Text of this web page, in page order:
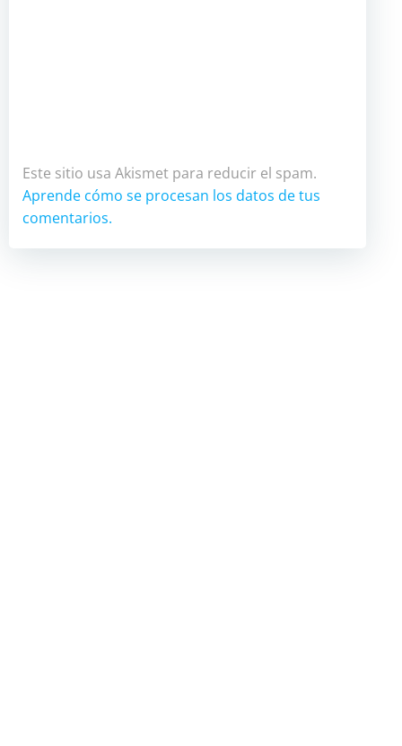
Este sitio usa Akismet para reducir el spam.
Aprende cómo se procesan los datos de tus
comentarios.